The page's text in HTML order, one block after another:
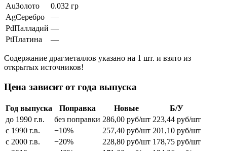
AuЗолото
0.032 гр
AgСеребро
—
PdПалладий —
PtПлатина —
Содержание драгметаллов указано на 1 шт. и взято из
открытых источников!
Цена зависит от года выпуска
Год выпуска Поправка Новые
Б/У
до 1990 г.в.
без поправки 286,00 руб/шт 223,44 руб/шт
с 1990 г.в.
−10% 257,40 руб/шт 201,10 руб/шт
с 2000 г.в.
−20% 228,80 руб/шт 178,75 руб/шт